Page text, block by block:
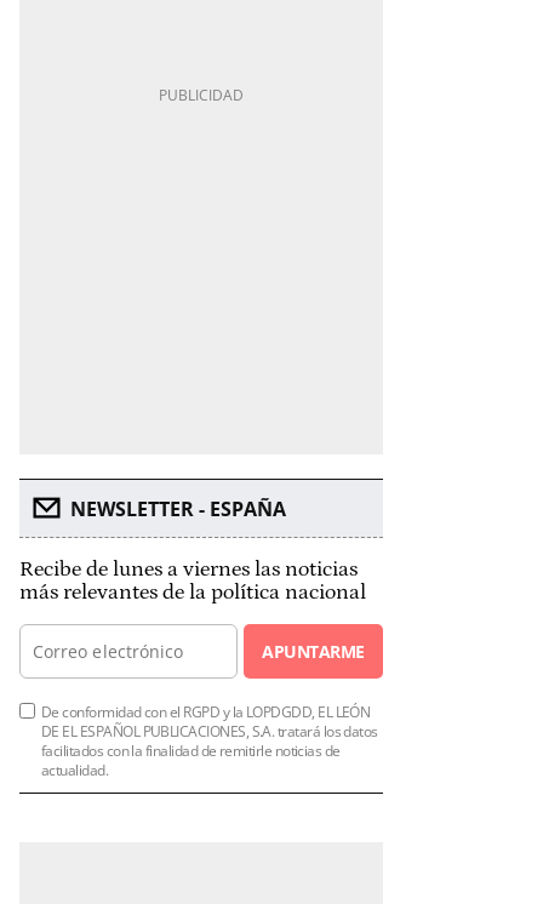
NEWSLETTER - ESPAÑA
Recibe de lunes a viernes las noticias
más relevantes de la política nacional
APUNTARME
De conformidad con el RGPD y la LOPDGDD, EL LEÓN
DE EL ESPAÑOL PUBLICACIONES, S.A. tratará los datos
facilitados con la finalidad de remitirle noticias de
actualidad.